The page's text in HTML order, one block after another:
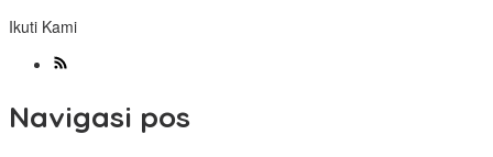
Ikuti Kami
Navigasi pos